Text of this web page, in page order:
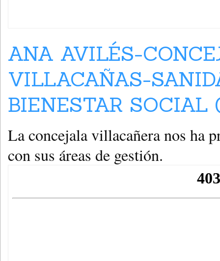
ANA AVILÉS-
VILLACAÑAS-
BIENESTAR
La concejala villacañera nos ha
con sus áreas de gestión.